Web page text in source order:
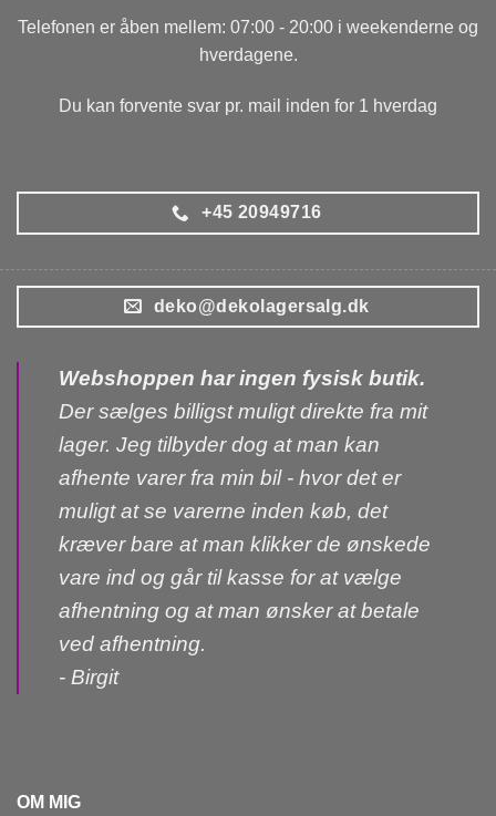
Telefonen er åben mellem: 07:00 - 20:00 i weekenderne og
hverdagene.
Du kan forvente svar pr. mail inden for 1 hverdag
+45 20949716
deko@dekolagersalg.dk
Webshoppen har ingen fysisk butik.
Der sælges billigst muligt direkte fra mit
lager. Jeg tilbyder dog at man kan
afhente varer fra min bil - hvor det er
muligt at se varerne inden køb, det
kræver bare at man klikker de ønskede
vare ind og går til kasse for at vælge
afhentning og at man ønsker at betale
ved afhentning.
- Birgit
OM MIG